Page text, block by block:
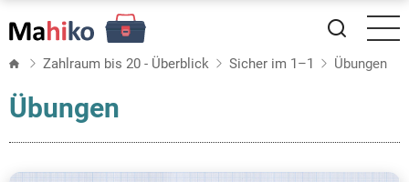
zum
Inhalt Zahlraum bis 20 - Überblick Sicher im 1–1 Übungen
Übungen